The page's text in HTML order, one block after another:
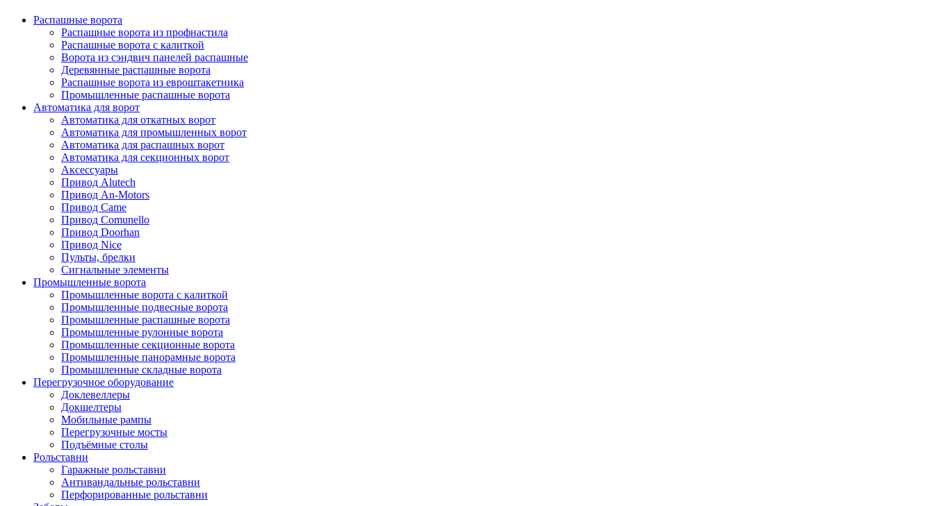
Распашные ворота
Распашные ворота из профнастила
Распашные ворота с калиткой
Ворота из сэндвич панелей распашные
Деревянные распашные ворота
Распашные ворота из евроштакетника
Промышленные распашные ворота
Автоматика для ворот
Автоматика для откатных ворот
Автоматика для промышленных ворот
Автоматика для распашных ворот
Автоматика для секционных ворот
Аксессуары
Привод Alutech
Привод An-Motors
Привод Came
Привод Comunello
Привод Doorhan
Привод Nice
Пульты, брелки
Сигнальные элементы
Промышленные ворота
Промышленные ворота с калиткой
Промышленные подвесные ворота
Промышленные распашные ворота
Промышленные рулонные ворота
Промышленные секционные ворота
Промышленные панорамные ворота
Промышленные складные ворота
Перегрузочное оборудование
Доклевеллеры
Докшелтеры
Мобильные рампы
Перегрузочные мосты
Подъёмные столы
Рольставни
Гаражные рольставни
Антивандальные рольставни
Перфорированные рольставни